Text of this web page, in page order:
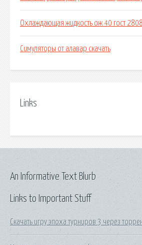
Охлаждающая жидкость ож 40 гост
Симуляторы от алавар скачать
Links
Links to Important Stuff
Скачать игру эпоха турниров 3 через
An Informative Text Blurb